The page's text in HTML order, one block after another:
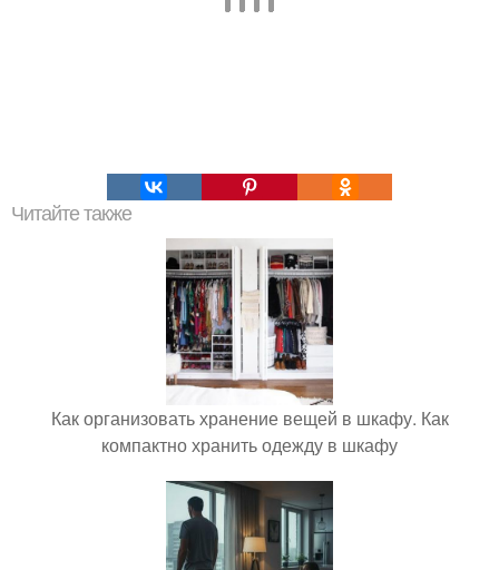
Читайте также
Как организовать хранение вещей в шкафу. Как
компактно хранить одежду в шкафу